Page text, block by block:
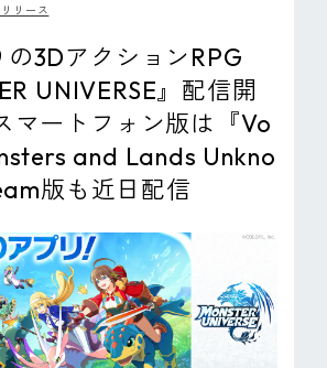
リース
の3DアクションRPG
UNIVERSE』配信開
マートフォン版は『Vo
and Lands Unkno
版も近日配信